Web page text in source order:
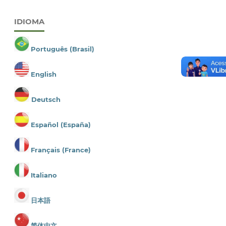
IDIOMA
Português (Brasil)
English
Deutsch
Español (España)
Français (France)
Italiano
日本語